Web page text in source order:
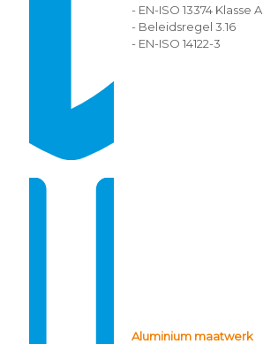
- EN-ISO 13374 Klasse A
- Beleidsregel 3.16
- EN-ISO 14122-3
Aluminium maatwerk